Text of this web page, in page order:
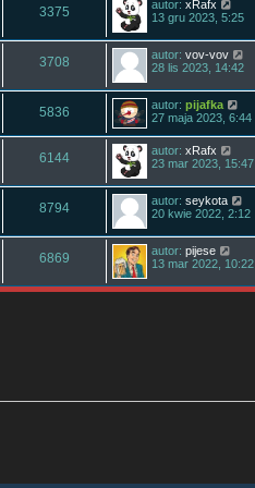
3375 autor: xRafx
13 gru 2023, 5:25
3708 autor: vov-vov
28 lis 2023, 14:42
5836 autor: pijafka
27 maja 2023, 6:44
6144 autor: xRafx
23 mar 2023, 15:47
8794 autor: seykota
20 kwie 2022, 2:12
6869 autor: pijese
13 mar 2022, 10:22